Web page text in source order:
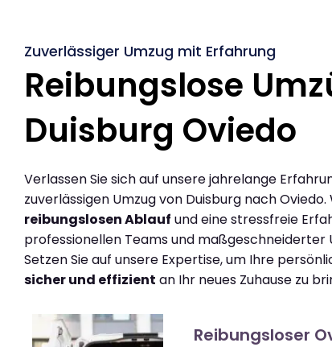
Zuverlässiger Umzug mit Erfahrung
Reibungslose
Duisburg Oviedo
Verlassen Sie sich auf unsere jahrelange
zuverlässigen Umzug von Duisburg nach Oviedo.
reibungslosen Ablauf und eine stressfreie
professionellen Teams und maßgeschneiderter
Setzen Sie auf unsere Expertise, um Ihre
sicher und effizient an Ihr neues Zuhause zu
Reibungsloser